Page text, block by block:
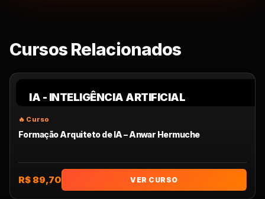
Cursos Relacionados
IA - INTELIGÊNCIA ARTIFICIAL
Formação Arquiteto de IA – Anwar Hermuche
R$ 89,70 VER CURSO